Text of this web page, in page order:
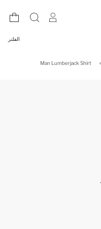
الفلتر
Man Lumberjack Shirt